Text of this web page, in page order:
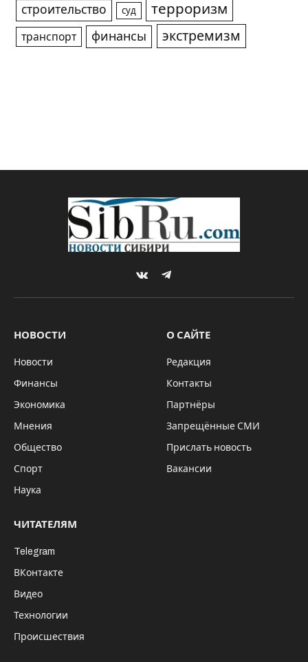
строительство суд терроризм
транспорт финансы экстремизм
VKontakteTelegram
НОВОСТИ
Новости
Финансы
Экономика
Мнения
Общество
Спорт
Наука
О САЙТЕ
Редакция
Контакты
Партнёры
Запрещённые СМИ
Прислать новость
Вакансии
ЧИТАТЕЛЯМ
Telegram
ВКонтакте
Видео
Технологии
Происшествия